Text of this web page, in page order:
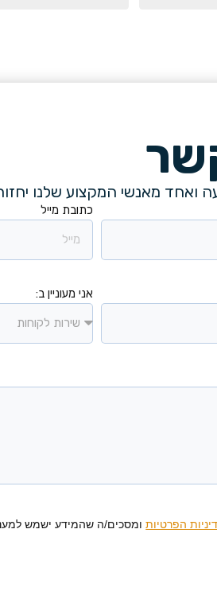
ואחד מאנשי המקצוע שלנו
כתובת מייל
אני מעוניין ב:
הפרטיותומסכים/ה שהמידע ישמש